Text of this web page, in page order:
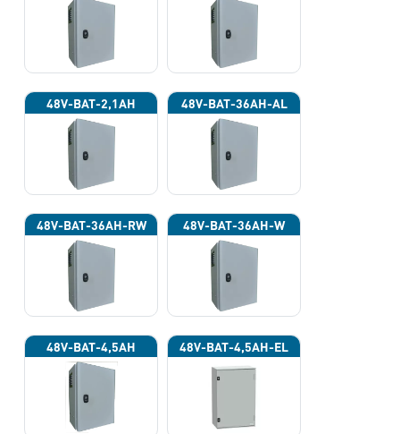
48V-BAT-2,1AH 48V-BAT-36AH-AL
48V-BAT-36AH-RW 48V-BAT-36AH-W
48V-BAT-4,5AH 48V-BAT-4,5AH-EL